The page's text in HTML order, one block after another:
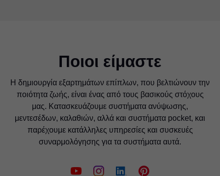
Ποιοι είμαστε
Η δημιουργία εξαρτημάτων επίπλων, που βελτιώνουν την
ποιότητα ζωής, είναι ένας από τους βασικούς στόχους
μας. Κατασκευάζουμε συστήματα ανύψωσης,
μεντεσέδων, καλαθιών, αλλά και συστήματα pocket, και
παρέχουμε κατάλληλες υπηρεσίες και συσκευές
συναρμολόγησης για τα συστήματα αυτά.